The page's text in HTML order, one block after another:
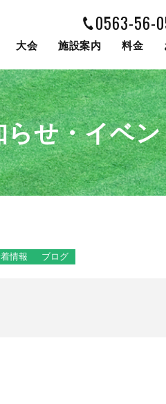
0563-56-
大会 施設案内 料金
らせ・イベ
情報 ブログ